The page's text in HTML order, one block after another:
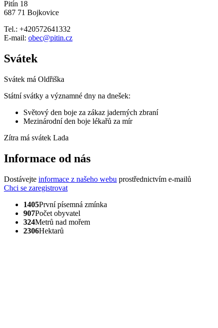
Pitín 18
687 71 Bojkovice
Tel.: +420572641332
E-mail: obec@pitin.cz
Svátek
Svátek má Oldřiška
Státní svátky a významné dny na dnešek:
Světový den boje za zákaz jaderných zbraní
Mezinárodní den boje lékařů za mír
Zítra má svátek Lada
Informace od nás
Dostávejte informace z našeho webu prostřednictvím e-mailů
Chci se zaregistrovat
1405První písemná zmínka
907Počet obyvatel
324Metrů nad mořem
2306Hektarů